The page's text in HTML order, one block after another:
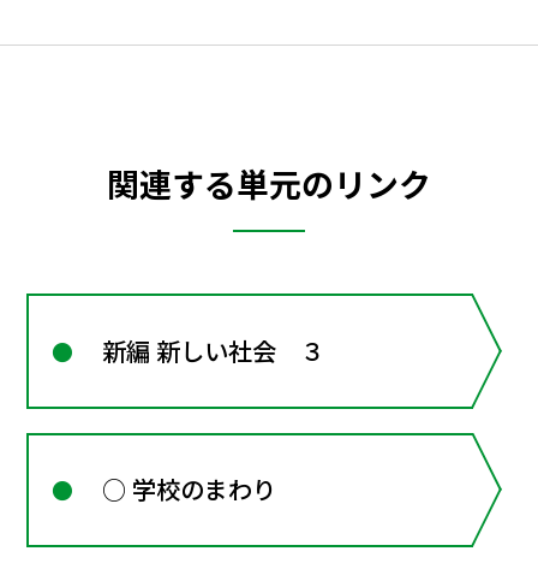
関連する単元のリンク
新編 新しい社会 ３
○ 学校のまわり